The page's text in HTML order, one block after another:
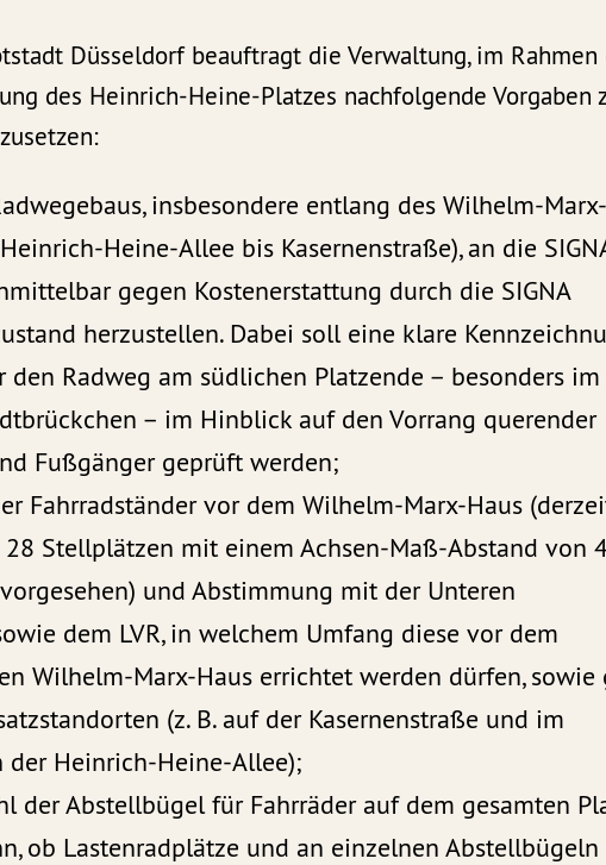
Düsseldorf beauftragt die Verwaltung, im Rahmen
des Heinrich-Heine-Platzes nachfolgende Vorgaben
insbesondere entlang des Wilhelm-Marx-
Heine-Allee bis Kasernenstraße), an die
gegen Kostenerstattung durch die SIGNA
herzustellen. Dabei soll eine klare
den Radweg am südlichen Platzende – besonders im
– im Hinblick auf den Vorrang querender
Fußgänger geprüft werden;
Fahrradständer vor dem Wilhelm-Marx-Haus
Stellplätzen mit einem Achsen-Maß-Abstand von
und Abstimmung mit der Unteren
dem LVR, in welchem Umfang diese vor dem
Wilhelm-Marx-Haus errichtet werden dürfen, sowie
(z. B. auf der Kasernenstraße und im
der Heinrich-Heine-Allee);
der Abstellbügel für Fahrräder auf dem gesamten
ob Lastenradplätze und an einzelnen Abstellbügeln